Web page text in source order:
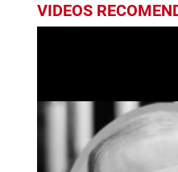
VIDEOS